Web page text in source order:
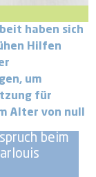
beim
haben sich
Hilfen
um
für
Alter von null